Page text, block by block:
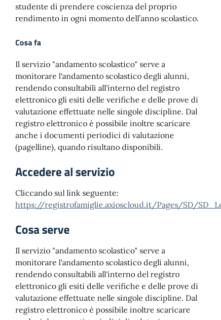
studente di prendere coscienza del proprio
rendimento in ogni momento dell’anno scolastico.
Cosa fa
Il servizio "andamento scolastico" serve a
monitorare l'andamento scolastico degli alunni,
rendendo consultabili all'interno del registro
elettronico gli esiti delle verifiche e delle prove di
valutazione effettuate nelle singole discipline. Dal
registro elettronico è possibile inoltre scaricare
anche i documenti periodici di valutazione
(pagelline), quando risultano disponibili.
Accedere al servizio
Cliccando sul link seguente:
https://registrofamiglie.axioscloud.it/Pages/SD/
Cosa serve
Il servizio "andamento scolastico" serve a
monitorare l'andamento scolastico degli alunni,
rendendo consultabili all'interno del registro
elettronico gli esiti delle verifiche e delle prove di
valutazione effettuate nelle singole discipline. Dal
registro elettronico è possibile inoltre scaricare